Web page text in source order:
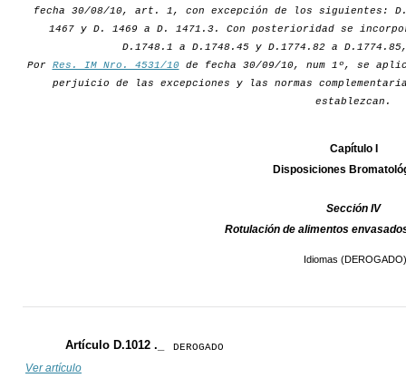
fecha 30/08/10, art. 1, con excepción de los siguientes:
1467 y D. 1469 a D. 1471.3. Con posterioridad se
D.1748.1 a D.1748.45 y D.1774.82 a
Por Res. IM Nro. 4531/10de fecha 30/09/10, num 1º, se
perjuicio de las excepciones y las normas
establezcan.
Capítulo I
Disposiciones
Sección IV
Rotulación de alimentos
Idiomas (DEROGADO)
Artículo D.1012 ._ DEROGADO
Ver artículo